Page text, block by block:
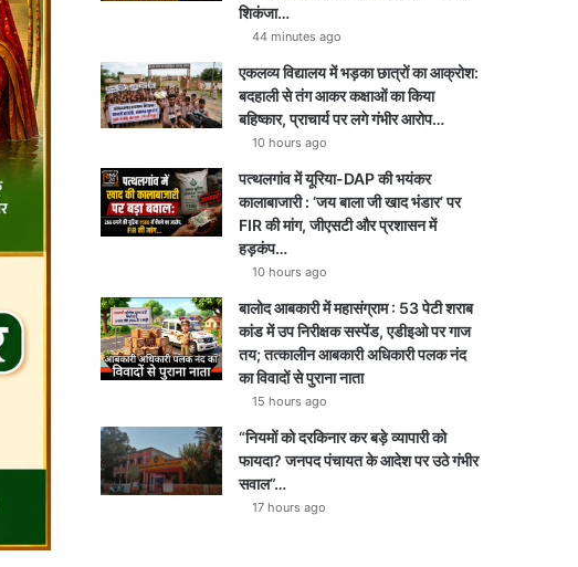
शिकंजा…
44 minutes ago
एकलव्य विद्यालय में भड़का छात्रों का आक्रोश:
बदहाली से तंग आकर कक्षाओं का किया
बहिष्कार, प्राचार्य पर लगे गंभीर आरोप…
10 hours ago
पत्थलगांव में यूरिया-DAP की भयंकर
कालाबाजारी : ‘जय बाला जी खाद भंडार’ पर
FIR की मांग, जीएसटी और प्रशासन में
हड़कंप…
10 hours ago
बालोद आबकारी में महासंग्राम : 53 पेटी शराब
कांड में उप निरीक्षक सस्पेंड, एडीइओ पर गाज
तय; तत्कालीन आबकारी अधिकारी पलक नंद
का विवादों से पुराना नाता
15 hours ago
“नियमों को दरकिनार कर बड़े व्यापारी को
फायदा? जनपद पंचायत के आदेश पर उठे गंभीर
सवाल”…
17 hours ago